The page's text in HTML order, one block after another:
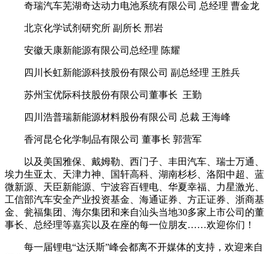
奇瑞汽车芜湖奇达动力电池系统有限公司 总经理 曹金龙
北京化学试剂研究所 副所长 邢岩
安徽天康新能源有限公司总经理 陈耀
四川长虹新能源科技股份有限公司 副总经理 王胜兵
苏州宝优际科技股份有限公司董事长 王勤
四川浩普瑞新能源材料股份有限公司 总裁 王海峰
香河昆仑化学制品有限公司 董事长 郭营军
以及美国雅保、戴姆勒、西门子、丰田汽车、瑞士万通、
埃力生亚太、天津力神、国轩高科、湖南杉杉、洛阳中超、蓝
微新源、天臣新能源、宁波容百锂电、华夏幸福、力星激光、
工信部汽车安全产业投资基金、海通证券、方正证券、浙商基
金、瓮福集团、海尔集团和来自汕头当地30多家上市公司的董
事长、总经理等嘉宾以及在座的每一位朋友……欢迎你们！
每一届锂电“达沃斯”峰会都离不开媒体的支持，欢迎来自